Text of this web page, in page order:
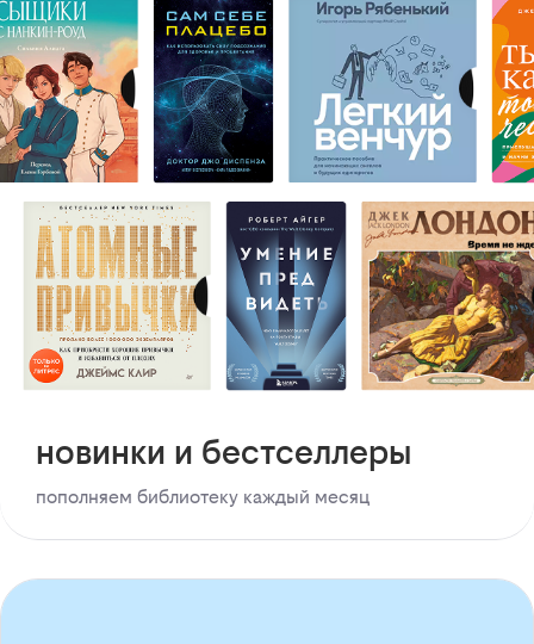
новинки и бестселлеры
пополняем библиотеку каждый месяц